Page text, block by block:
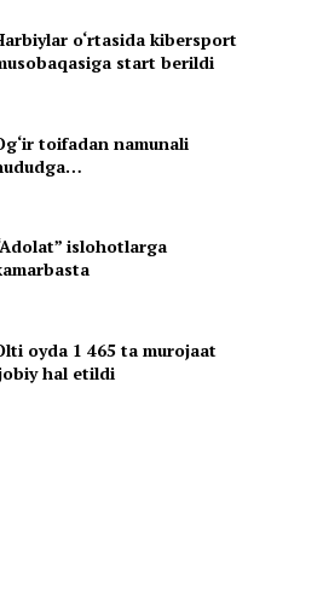
o‘rtasida kibersport
start berildi
toifadan namunali
islohotlarga
oyda 1 465 ta murojaat
hal etildi